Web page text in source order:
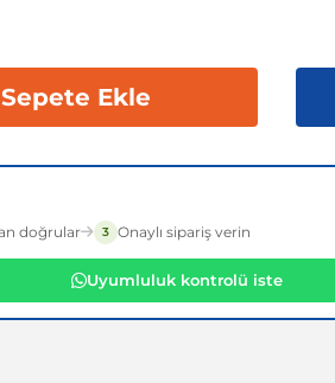
Sepete Ekle
doğrular 3 Onaylı sipariş verin
Uyumluluk kontrolü iste